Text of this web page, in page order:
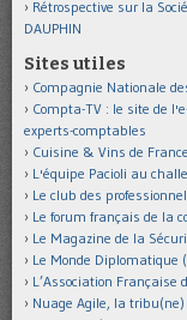
Rétrospective sur la
DAUPHIN
Sites utiles
Compagnie Nationale
Compta-TV : le site de
experts-comptables
Cuisine & Vins de
L'équipe Pacioli au
Le club des
Le forum français de la
Le Magazine de la
Le Monde Diplomatique
L’Association Française
Nuage Agile, la